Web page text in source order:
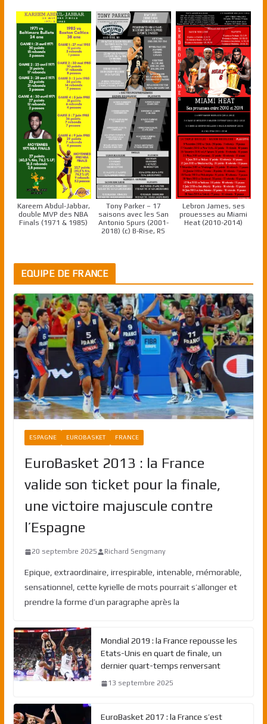
Kareem Abdul-Jabbar,
double MVP des NBA
Finals (1971 & 1985)
Tony Parker – 17
saisons avec les San
Antonio Spurs (2001-
2018) (c) B-Rise, RS
Lebron James, ses
prouesses au Miami
Heat (2010-2014)
EQUIPE DE FRANCE
ESPAGNE EUROBASKET FRANCE
EuroBasket 2013 : la France
valide son ticket pour la finale,
une victoire majuscule contre
l’Espagne
20 septembre 2025 Richard Sengmany
Epique, extraordinaire, irrespirable, intenable, mémorable,
sensationnel, cette kyrielle de mots pourrait s’allonger et
prendre la forme d’un paragraphe après la
Mondial 2019 : la France repousse les
Etats-Unis en quart de finale, un
dernier quart-temps renversant
13 septembre 2025
EuroBasket 2017 : la France s’est